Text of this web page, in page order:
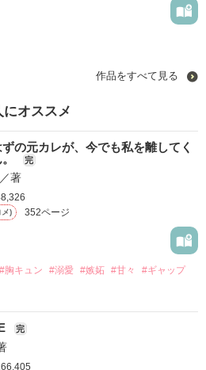
品を読む
作品をすべて見る
オススメ
の元カレが、今でも私を離してく
完
／著
メ) 352ページ
#胸キュン #溺愛 #嫉妬 #甘々 #ギャップ
んだ。」
かった。
きだった彼を自分から振った。
完